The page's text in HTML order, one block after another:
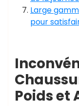
Large
pour
Poids et